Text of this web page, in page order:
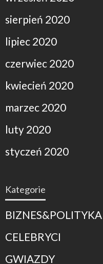
sierpień 2020
lipiec 2020
czerwiec 2020
kwiecień 2020
marzec 2020
luty 2020
styczeń 2020
Kategorie
BIZNES&POLITYKA
CELEBRYCI
GWIAZDY